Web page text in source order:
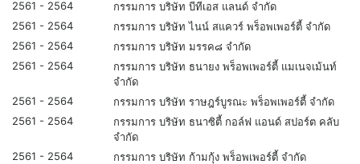
2561 - 2564
กรรมการ บริษัท บีทีเอส แลนด์ จำกัด
2561 - 2564
กรรมการ บริษัท ไนน์ สแควร์ พร็อพเพอร์ตี้ จำกัด
2561 - 2564
กรรมการ บริษัท มรรค๘ จำกัด
2561 - 2564
กรรมการ บริษัท ธนายง พร็อพเพอร์ตี้ แมเนจเม้นท์
จำกัด
2561 - 2564
กรรมการ บริษัท ราษฎร์บูรณะ พร็อพเพอร์ตี้ จำกัด
2561 - 2564
กรรมการ บริษัท ธนาซิตี้ กอล์ฟ แอนด์ สปอร์ต คลับ
จำกัด
2561 - 2564
กรรมการ บริษัท ก้ามกุ้ง พร็อพเพอร์ตี้ จำกัด